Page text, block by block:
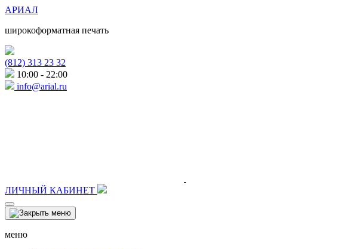
АРИАЛ
широкоформатная печать
(812) 313 23 32
10:00 - 22:00
info@arial.ru
ЛИЧНЫЙ КАБИНЕТ
меню